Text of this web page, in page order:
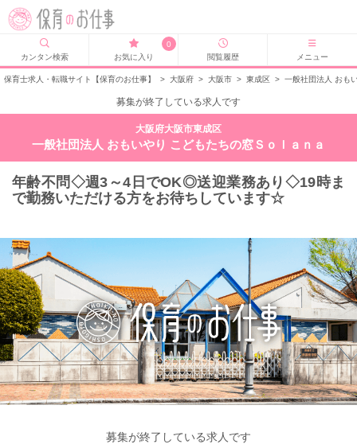
カンタン検索
0
お気に入り
閲覧履歴 メニュー
保育士求人・転職サイト【保育のお仕事】 > 大阪府 > 大阪市 > 東成区 > 一般社団法人 おも
募集が終了している求人です
大阪府大阪市東成区
一般社団法人 おもいやり こどもたちの窓Ｓｏｌａｎａ
年齢不問◇週3～4日でOK◎送迎業務あり◇19時ま
で勤務いただける方をお待ちしています☆
募集が終了している求人です